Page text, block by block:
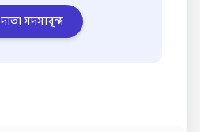
দাতা সদস্যবৃন্দ